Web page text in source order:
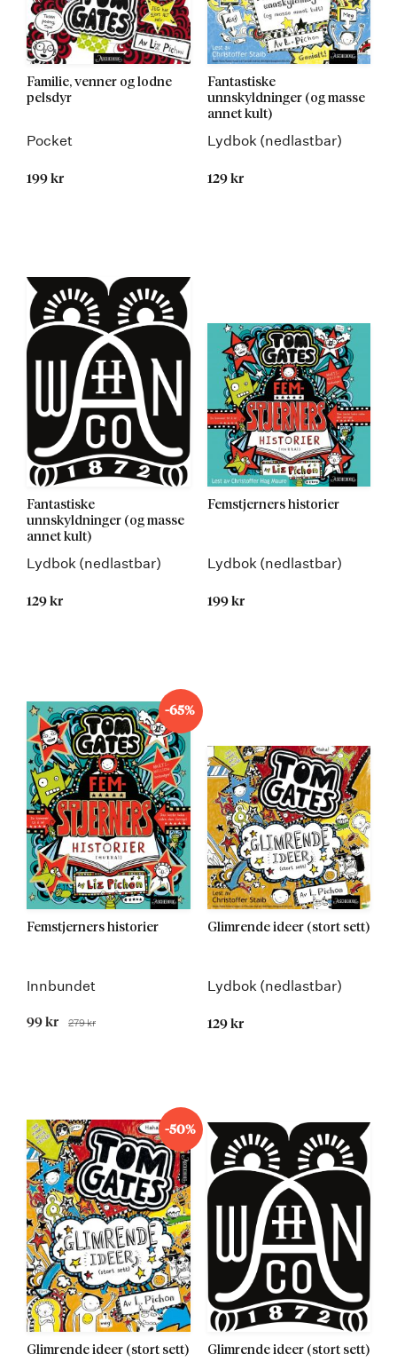
Familie, venner og lodne
pelsdyr
Pocket
199 kr
Fantastiske
unnskyldninger (og masse
annet kult)
Lydbok (nedlastbar)
129 kr
Fantastiske
unnskyldninger (og masse
annet kult)
Lydbok (nedlastbar)
129 kr
Femstjerners historier
Lydbok (nedlastbar)
199 kr
-65%
Femstjerners historier
Innbundet
Tilbudspris
99 kr Før
279 kr
Glimrende ideer (stort sett)
Lydbok (nedlastbar)
129 kr
-50%
Glimrende ideer (stort sett) Glimrende ideer (stort sett)